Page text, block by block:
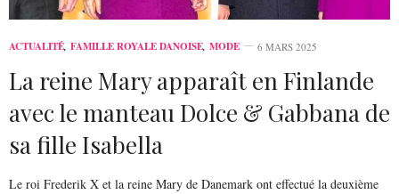
ACTUALITÉ, FAMILLE ROYALE DANOISE, MODE 6 MARS 2025
La reine Mary apparaît en Finlande
avec le manteau Dolce & Gabbana de
sa fille Isabella
Le roi Frederik X et la reine Mary de Danemark ont effectué la deuxième